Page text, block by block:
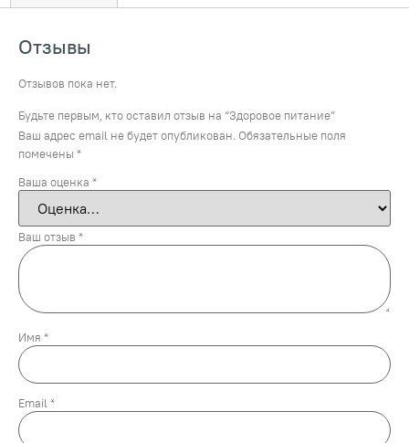
Отзывы
Отзывов пока нет.
Будьте первым, кто оставил отзыв на “Здоровое питание”
Ваш адрес email не будет опубликован. Обязательные поля
помечены *
Ваша оценка *
Ваш отзыв *
Имя *
Email *